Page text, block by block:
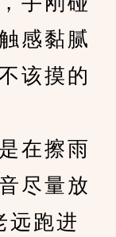
感黏腻
该摸的
在擦雨
尽量放
远跑进